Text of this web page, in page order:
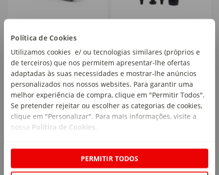
Política de Cookies
Utilizamos cookies e/ ou tecnologias similares (próprios e
de terceiros) que nos permitem apresentar-lhe ofertas
adaptadas às suas necessidades e mostrar-lhe anúncios
personalizados nos nossos websites. Para garantir uma
melhor experiência de compra, clique em "Permitir Todos".
Se pretender rejeitar ou escolher as categorias de cookies,
clique em "Personalizar". Para mais informações, visite a
nossa Política de Cookies.
PERMITIR TODOS
Massajador Shiatsu
Compacto Recarregável
Kompatsu InnovaGoods
1 un
39,99€
29,99€
Bazarão
emb. 1 un
24,99€
25% 25%